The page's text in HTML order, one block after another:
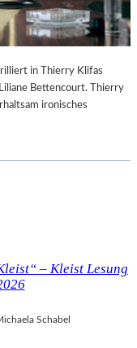
in Thierry Klifas
Bettencourt. Thierry
ironisches
– Kleist Lesung
Schabel